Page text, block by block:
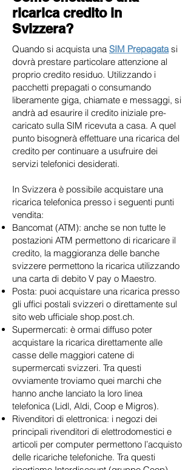
ricarica credito in
Svizzera?
Quando si acquista una SIM Prepagatasi
dovrà prestare particolare attenzione al
proprio credito residuo. Utilizzando i
pacchetti prepagati o consumando
liberamente giga, chiamate e messaggi, si
andrà ad esaurire il credito iniziale pre-
caricato sulla SIM ricevuta a casa. A quel
punto bisognerà effettuare una ricarica del
credito per continuare a usufruire dei
servizi telefonici desiderati.
In Svizzera è possibile acquistare una
ricarica telefonica presso i seguenti punti
vendita:
Bancomat (ATM): anche se non tutte le
postazioni ATM permettono di ricaricare il
credito, la maggioranza delle banche
svizzere permettono la ricarica utilizzando
una carta di debito V pay o Maestro.
Posta: puoi acquistare una ricarica presso
gli uffici postali svizzeri o direttamente sul
sito web ufficiale shop.post.ch.
Supermercati: è ormai diffuso poter
acquistare la ricarica direttamente alle
casse delle maggiori catene di
supermercati svizzeri. Tra questi
ovviamente troviamo quei marchi che
hanno anche lanciato la loro linea
telefonica (Lidl, Aldi, Coop e Migros).
Rivenditori di elettronica: i negozi dei
principali rivenditori di elettrodomestici e
articoli per computer permettono l’acquisto
delle ricariche telefoniche. Tra questi